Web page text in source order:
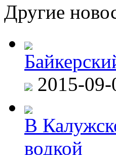
Другие
2015-
В
водкой